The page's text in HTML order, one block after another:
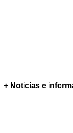
+ Noticias e